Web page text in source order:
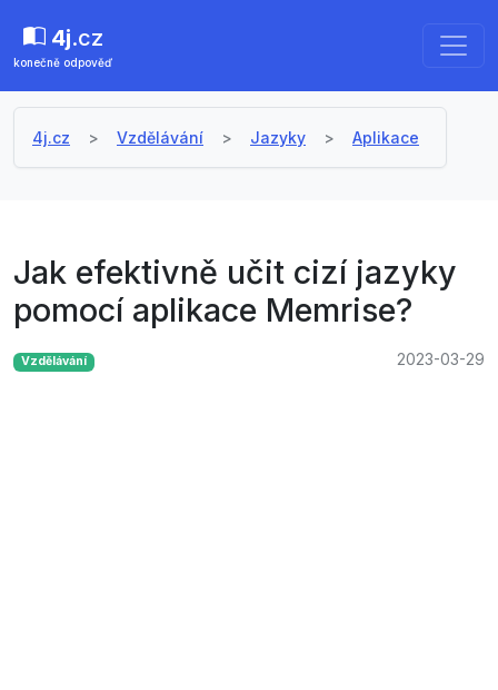
4j.cz
konečně odpověď
4j.cz Vzdělávání Jazyky Aplikace
Jak efektivně učit cizí jazyky
pomocí aplikace Memrise?
Vzdělávání 2023-03-29